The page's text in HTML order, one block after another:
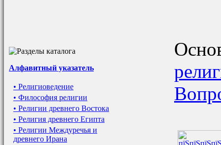
Алфавитный указатель
• Религиоведение
• Философия религии
• Религии древнего Востока
• Религия древнего Египта
• Религии Междуречья и
древнего Ирана